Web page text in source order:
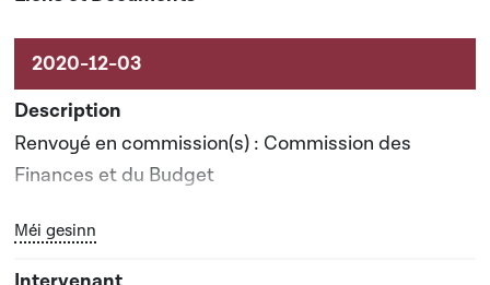
Renvoyé en commission(s) : Commission des
Finances et du Budget
Date prévisionnelle du rapport de commission : 12-
07-2021
Bouton graphique servant à afficher ou cacher tous les
Méi gesinn